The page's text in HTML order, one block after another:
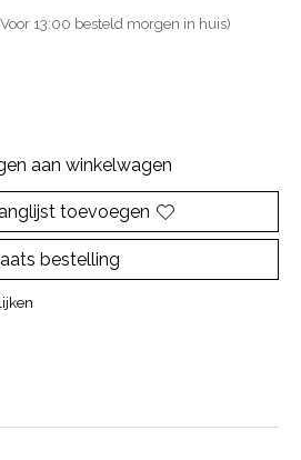
13:00 besteld morgen in huis)
aan winkelwagen
toevoegen
bestelling